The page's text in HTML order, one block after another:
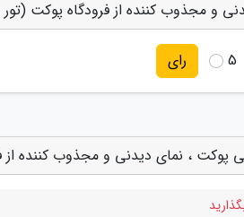
و مجذوب کننده از فرودگاه پوکت
5 رای
پوکت ، نمای دیدنی و مجذوب کننده